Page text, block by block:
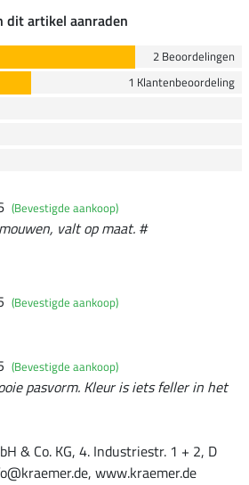
dit artikel aanraden
2 Beoordelingen
1 Klantenbeoordeling
(Bevestigde aankoop)
valt op maat. #
(Bevestigde aankoop)
(Bevestigde aankoop)
pasvorm. Kleur is iets feller in het
& Co. KG, 4. Industriestr. 1 + 2, D
www.kraemer.de